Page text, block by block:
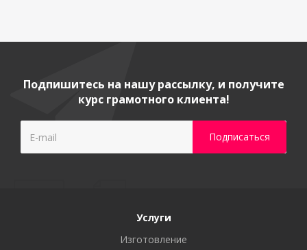
Подпишитесь на нашу рассылку, и получите
курс грамотного клиента!
Услуги
Изготовление